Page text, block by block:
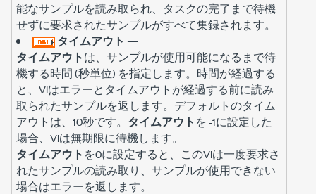
能なサンプルを読み取られ、タスクの完了まで待機
せずに要求されたサンプルがすべて集録されます。
タイムアウト —
タイムアウトは、サンプルが使用可能になるまで待
機する時間 (秒単位) を指定します。時間が経過する
と、VIはエラーとタイムアウトが経過する前に読み
取られたサンプルを返します。デフォルトのタイム
アウトは、10秒です。 タイムアウト を -1に設定した
場合、VIは無期限に待機します。
タイムアウト を0に設定すると、このVIは一度要求さ
れたサンプルの読み取り、サンプルが使用できない
場合はエラーを返します。